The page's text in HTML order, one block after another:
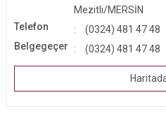
Mezitli/MERSİN
Telefon
(0324) 481 47 48
Belgegeçer
(0324) 481 47 48